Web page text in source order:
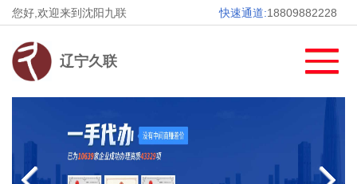
您好,欢迎来到沈阳九联 快速通道:18809882228
辽宁久联